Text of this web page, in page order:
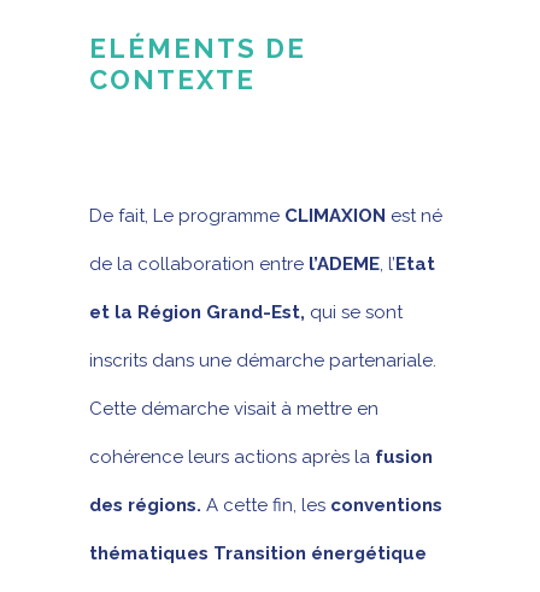
ELÉMENTS DE
CONTEXTE
De fait, Le programme CLIMAXION est né
de la collaboration entre l’ADEME, l’Etat
et la Région Grand-Est, qui se sont
inscrits dans une démarche partenariale.
Cette démarche visait à mettre en
cohérence leurs actions après la fusion
des régions. A cette fin, les conventions
thématiques Transition énergétique